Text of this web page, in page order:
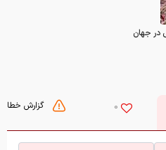
در جهان
گزارش خطا 0